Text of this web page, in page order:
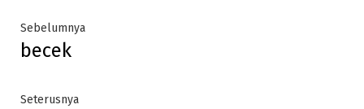
Post
navigation
SebelumnyaPrevious
becek
SeterusnyaNext